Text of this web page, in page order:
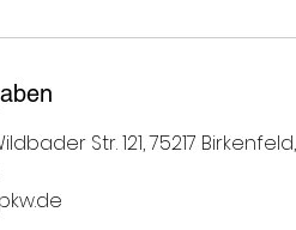
Str. 121, 75217